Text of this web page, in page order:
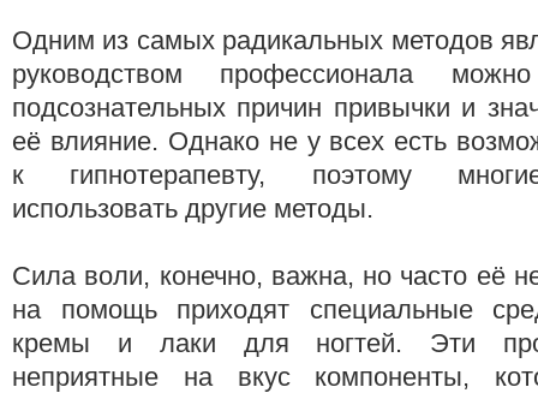
Одним из самых радикальных методов
руководством профессионала
подсознательных причин привычки и
её влияние. Однако не у всех есть
к гипнотерапевту, поэтому
использовать другие методы.
Сила воли, конечно, важна, но часто её
на помощь приходят специальные
кремы и лаки для ногтей. Эти
неприятные на вкус компоненты,